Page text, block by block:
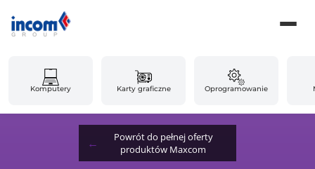
Komputery Karty graficzne Oprogramowanie
Powrót do pełnej oferty
produktów Maxcom